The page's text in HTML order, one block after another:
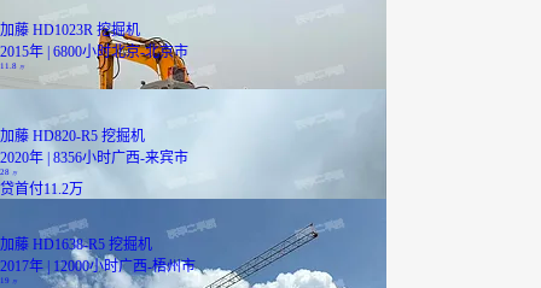
加藤 HD1023R 挖掘机
2015年 | 6800小时北京-北京市
11.8 万
加藤 HD820-R5 挖掘机
2020年 | 8356小时广西-来宾市
28
贷首付11.2万
加藤 HD1638-R5 挖掘机
2017年 | 12000小时广西-梧州市
19 万